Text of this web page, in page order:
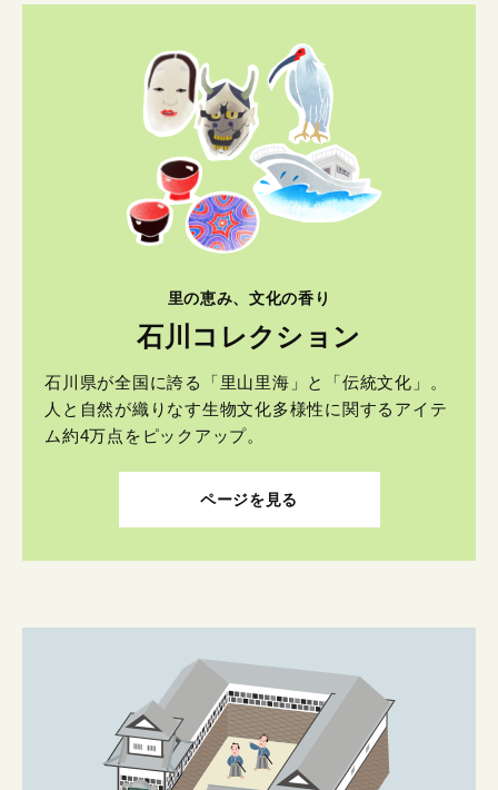
里の恵み、文化の香り
石川コレクション
石川県が全国に誇る「里山里海」と「伝統文化」。
人と自然が織りなす生物文化多様性に関するアイテ
ム約4万点をピックアップ。
ページを見る